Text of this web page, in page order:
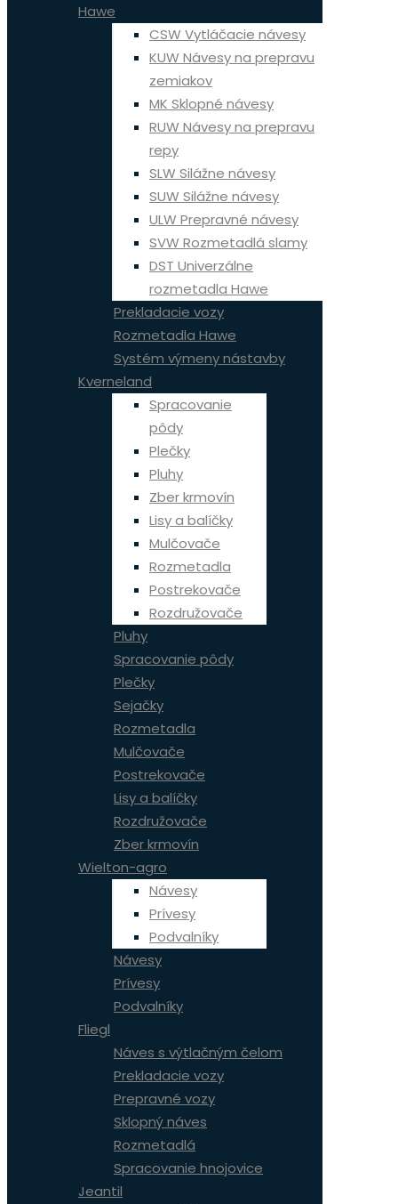
Hawe
CSW Vytláčacie návesy
KUW Návesy na prepravu
zemiakov
MK Sklopné návesy
RUW Návesy na prepravu
repy
SLW Silážne návesy
SUW Silážne návesy
ULW Prepravné návesy
SVW Rozmetadlá slamy
DST Univerzálne
rozmetadla Hawe
Prekladacie vozy
Rozmetadla Hawe
Systém výmeny nástavby
Kverneland
Spracovanie
pôdy
Plečky
Pluhy
Zber krmovín
Lisy a balíčky
Mulčovače
Rozmetadla
Postrekovače
Rozdružovače
Pluhy
Spracovanie pôdy
Plečky
Sejačky
Rozmetadla
Mulčovače
Postrekovače
Lisy a balíčky
Rozdružovače
Zber krmovín
Wielton-agro
Návesy
Prívesy
Podvalníky
Návesy
Prívesy
Podvalníky
Fliegl
Náves s výtlačným čelom
Prekladacie vozy
Prepravné vozy
Sklopný náves
Rozmetadlá
Spracovanie hnojovice
Jeantil